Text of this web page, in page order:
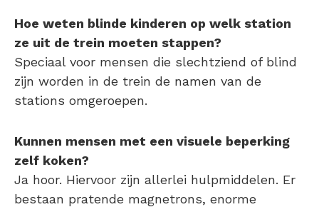
Hoe weten blinde kinderen op welk station
ze uit de trein moeten stappen?
Speciaal voor mensen die slechtziend of blind
zijn worden in de trein de namen van de
stations omgeroepen.
Kunnen mensen met een visuele beperking
zelf koken?
Ja hoor. Hiervoor zijn allerlei hulpmiddelen. Er
bestaan pratende magnetrons, enorme